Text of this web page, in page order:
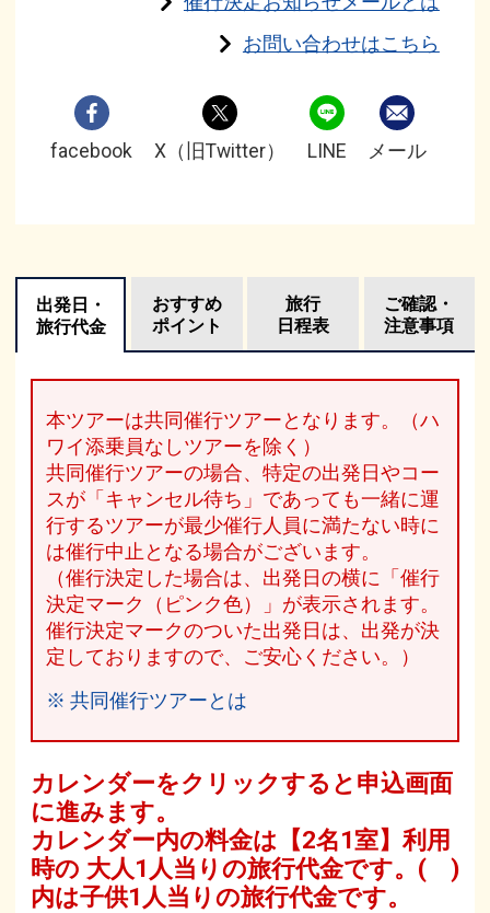
お問い合わせはこちら
facebook X（旧Twitter） LINE メール
出発日・
旅行代金
おすすめ
ポイント
旅行
日程表
ご確認・
注意事項
本ツアーは共同催行ツアーとなります。（ハ
ワイ添乗員なしツアーを除く）
共同催行ツアーの場合、特定の出発日やコー
スが「キャンセル待ち」であっても一緒に運
行するツアーが最少催行人員に満たない時に
は催行中止となる場合がございます。
（催行決定した場合は、出発日の横に「催行
決定マーク（ピンク色）」が表示されます。
催行決定マークのついた出発日は、出発が決
定しておりますので、ご安心ください。）
※ 共同催行ツアーとは
カレンダーをクリックすると申込画面
に進みます。
カレンダー内の料金は 【2名1室】利用
時の 大人1人当りの旅行代金です。 ( )
内は子供1人当りの旅行代金です。